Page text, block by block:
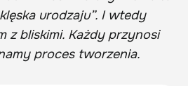
urodzaju”. I wtedy
z bliskimi. Każdy przynosi
proces tworzenia.